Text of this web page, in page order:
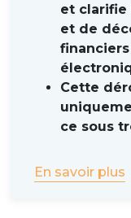
demandant à ce
dans la catégorie
compte de
Traitement
de
La norme
spéculatif
et clarifie
et de
Cette
ce sous
En savoir plus